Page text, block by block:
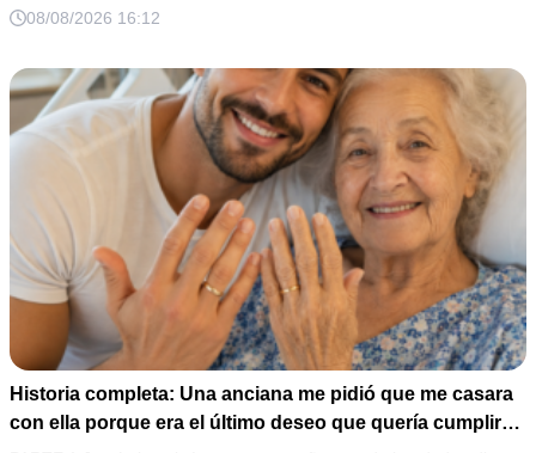
verdadera razón por la que él la eligió a ella por encima
08/08/2026 16:12
Historia completa: Una anciana me pidió que me casara
con ella porque era el último deseo que quería cumplir